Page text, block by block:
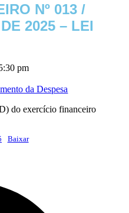
Nº 013 /
2025 – LEI
pm
da Despesa
do exercício financeiro
Baixar